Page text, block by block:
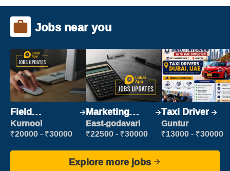
Jobs near you
Field
Marketing
Executive
Kurnool
₹20000 - ₹30000
Marketing
Executive
East-godavari
₹22500 - ₹30000
Taxi Driver
Guntur
₹13000 - ₹30000
Explore more jobs